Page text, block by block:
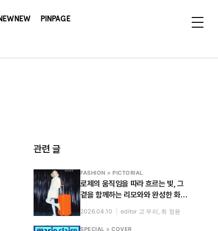
PINPAGE
관련 글
FASHION > PICTORIAL
로제의 움직임을 따라 흐르는 빛, 그
곁을 함께하는 리모와와 완성한 화보
2026.04.10 editor 고 우리, 최 정윤
SPECIAL > COVER